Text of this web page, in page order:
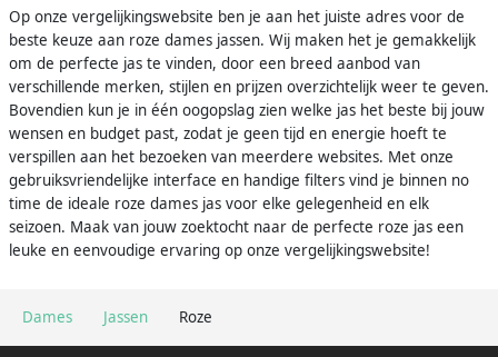
Dames Jassen Roze
Op onze vergelijkingswebsite ben je aan het juiste adres voor de
beste keuze aan roze dames jassen. Wij maken het je gemakkelijk
om de perfecte jas te vinden, door een breed aanbod van
verschillende merken, stijlen en prijzen overzichtelijk weer te geven.
Bovendien kun je in één oogopslag zien welke jas het beste bij jouw
wensen en budget past, zodat je geen tijd en energie hoeft te
verspillen aan het bezoeken van meerdere websites. Met onze
gebruiksvriendelijke interface en handige filters vind je binnen no
time de ideale roze dames jas voor elke gelegenheid en elk
seizoen. Maak van jouw zoektocht naar de perfecte roze jas een
leuke en eenvoudige ervaring op onze vergelijkingswebsite!